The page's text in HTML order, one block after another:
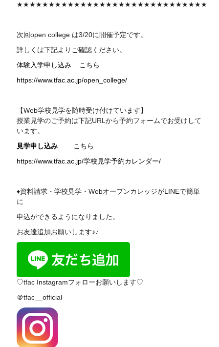
★★★★★★★★★★★★★★★★★★★★★★★★★★★★★★
次回open college は3/20に開催予定です。
詳しくは下記よりご確認ください。
体験入学申し込み
こちら
https://www.tfac.ac.jp/open_college/
【Web学校見学を随時受け付けています】
授業見学のご予約は下記URL から予約フォームでお受けして
います。
見学申し込み
こちら
https://www.tfac.ac.jp/学校見学予約カレンダー/
♦資料請求・学校見学・WebオープンカレッジがLINEで簡単
に
申込ができるようになりました。
お友達追加お願いします♪♪
♡tfac Instagramフォローお願いします♡
＠tfac__official